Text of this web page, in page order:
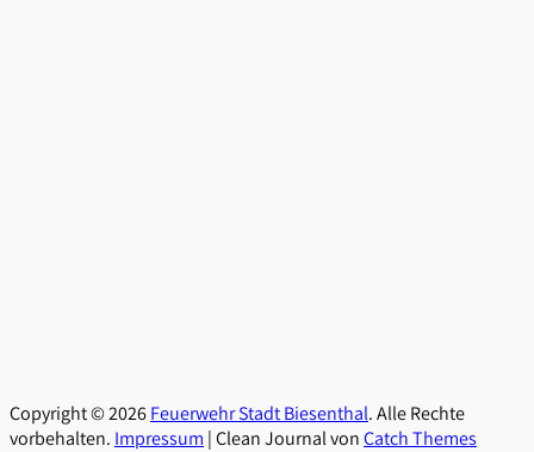
Copyright © 2026Feuerwehr Stadt Biesenthal. Alle Rechte
vorbehalten. Impressum | Clean Journal vonCatch Themes